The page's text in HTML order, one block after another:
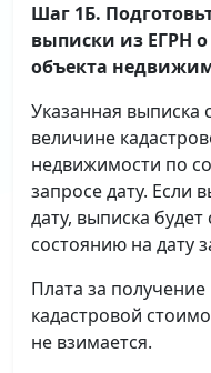
Шаг 1Б.
выписки из ЕГРН
объекта
Указанная выписка
величине
недвижимости по
запросе дату. Если
дату, выписка
состоянию на дату
Плата за
кадастровой
не взимается.